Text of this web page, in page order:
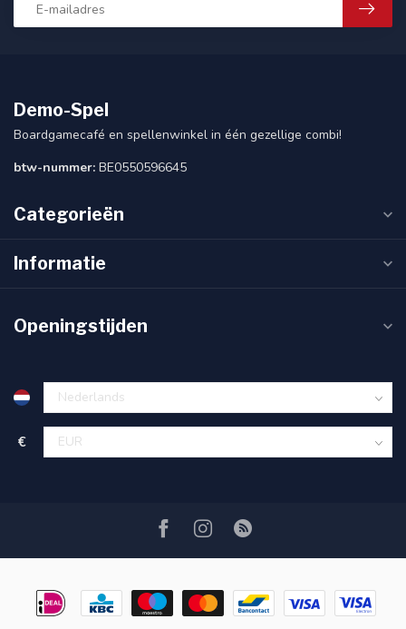
Demo-Spel
Boardgamecafé en spellenwinkel in één gezellige combi!
btw-nummer: BE0550596645
Categorieën
Informatie
Openingstijden
€